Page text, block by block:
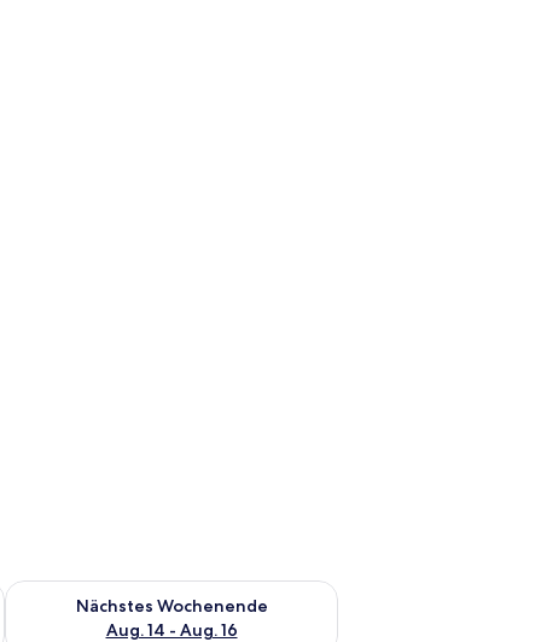
Aug. 7 - Aug. 9.
Nächstes Wochenende
Aug. 14 - Aug. 16
Überprüfe die Verfügbarkeit für nächstes Wochenende, Aug.